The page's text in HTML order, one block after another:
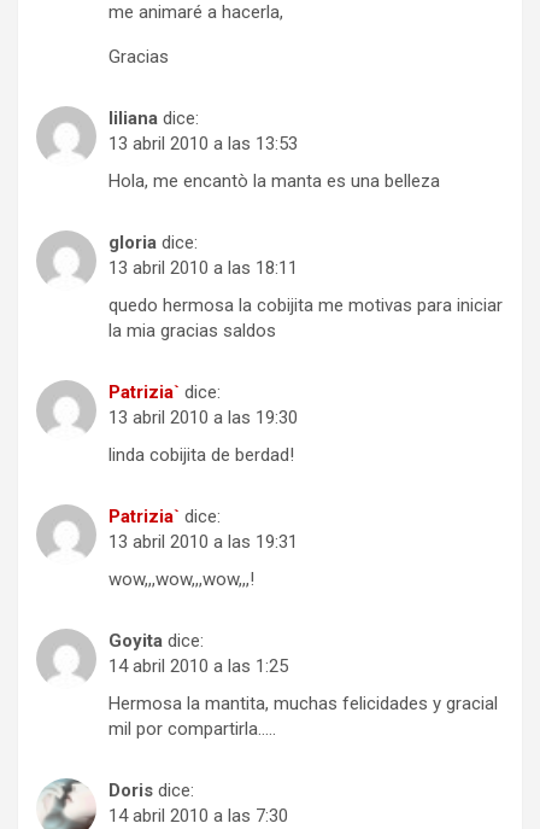
me animaré a hacerla,
Gracias
liliana dice:
13 abril 2010 a las 13:53
Hola, me encantò la manta es una belleza
gloria dice:
13 abril 2010 a las 18:11
quedo hermosa la cobijita me motivas para iniciar
la mia gracias saldos
Patrizia` dice:
13 abril 2010 a las 19:30
linda cobijita de berdad!
Patrizia` dice:
13 abril 2010 a las 19:31
wow,,,wow,,,wow,,,!
Goyita dice:
14 abril 2010 a las 1:25
Hermosa la mantita, muchas felicidades y gracial
mil por compartirla…..
Doris dice:
14 abril 2010 a las 7:30